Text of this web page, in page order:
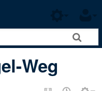
Weg